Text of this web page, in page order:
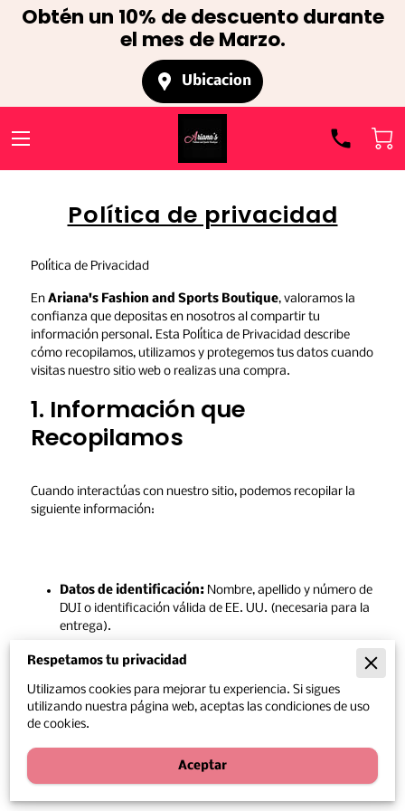
Obtén un 10% de descuento durante
el mes de Marzo.
Ubicacion
Política de privacidad
Política de Privacidad
En Ariana's Fashion and Sports Boutique, valoramos la
confianza que depositas en nosotros al compartir tu
información personal. Esta Política de Privacidad describe
cómo recopilamos, utilizamos y protegemos tus datos cuando
visitas nuestro sitio web o realizas una compra.
1. Información que
Recopilamos
Cuando interactúas con nuestro sitio, podemos recopilar la
siguiente información:
Datos de identificación: Nombre, apellido y número de
DUI o identificación válida de EE. UU. (necesaria para la
entrega).
Datos de contacto: Dirección de correo electrónico,
número de teléfono y dirección de entrega en cualquier
departamento de El Salvador.
Información de pago: Datos procesados de forma
segura a través de nuestras pasarelas de pago (nosotros
no almacenamos los datos completos de tus tarjetas).
Respetamos tu privacidad
Utilizamos cookies para mejorar tu experiencia. Si sigues
utilizando nuestra página web, aceptas las condiciones de uso
de cookies.
Aceptar